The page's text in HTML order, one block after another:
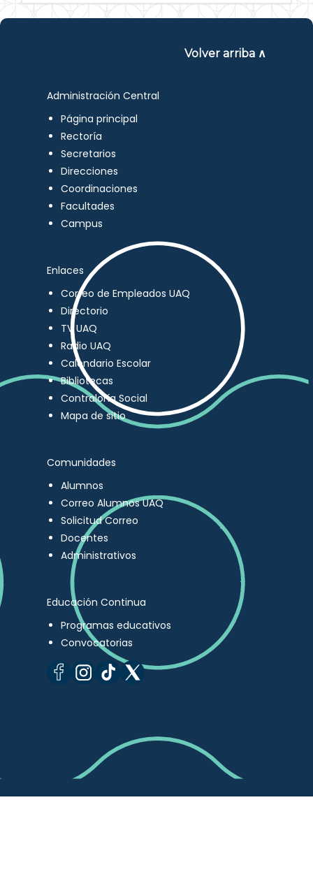
Volver arriba ∧
Administración Central
Página principal
Rectoría
Secretarios
Direcciones
Coordinaciones
Facultades
Campus
Enlaces
Correo de Empleados UAQ
Directorio
TV UAQ
Radio UAQ
Calendario Escolar
Bibliotecas
Contraloría Social
Mapa de sitio
Comunidades
Alumnos
Correo Alumnos UAQ
Solicitud Correo
Docentes
Administrativos
Educación Continua
Programas educativos
Convocatorias